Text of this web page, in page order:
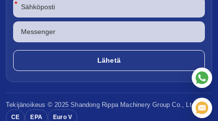
*
Tekijänoikeus © 2025 Shandong Rippa Machinery Group Co., Ltd.
CE EPA Euro V